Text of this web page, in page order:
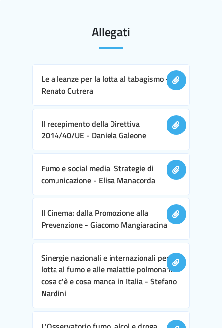
Allegati
Le alleanze per la lotta al tabagismo -
Renato Cutrera
Il recepimento della Direttiva
2014/40/UE - Daniela Galeone
Fumo e social media. Strategie di
comunicazione - Elisa Manacorda
Il Cinema: dalla Promozione alla
Prevenzione - Giacomo Mangiaracina
Sinergie nazionali e internazionali per la
lotta al fumo e alle malattie polmonari:
cosa c'è e cosa manca in Italia - Stefano
Nardini